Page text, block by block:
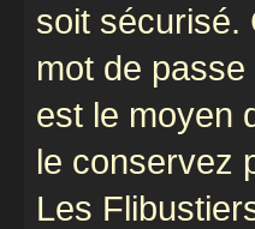
soit sécurisé.
mot de
est le moyen
le conservez
Les